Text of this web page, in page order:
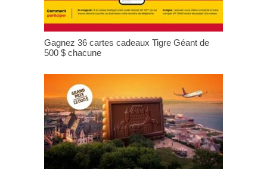
Gagnez 36 cartes cadeaux Tigre Géant de
500 $ chacune